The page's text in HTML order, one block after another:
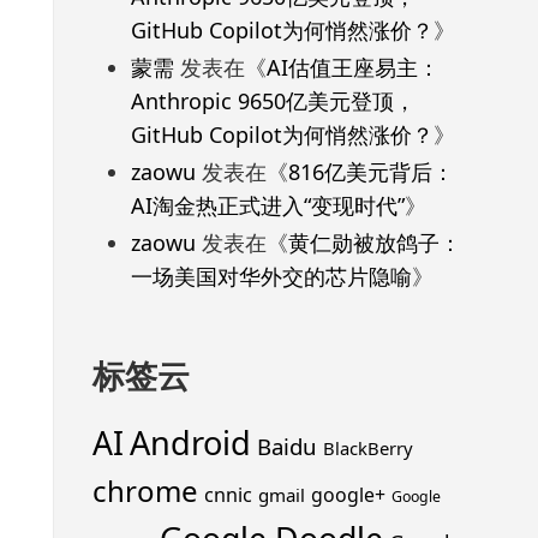
GitHub Copilot为何悄然涨价？ 》
蒙需发表在《AI估值王座易主：
Anthropic 9650亿美元登顶，
GitHub Copilot为何悄然涨价？ 》
zaowu 发表在《816亿美元背后：
AI淘金热正式进入“变现时代”》
zaowu 发表在《黄仁勋被放鸽子：
一场美国对华外交的芯片隐喻》
标签云
AIAndroid Baidu BlackBerry
chrome cnnic gmail google+ Google